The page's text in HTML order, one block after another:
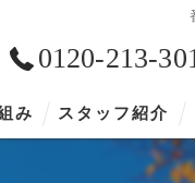
0120-213-301
み スタッフ紹介